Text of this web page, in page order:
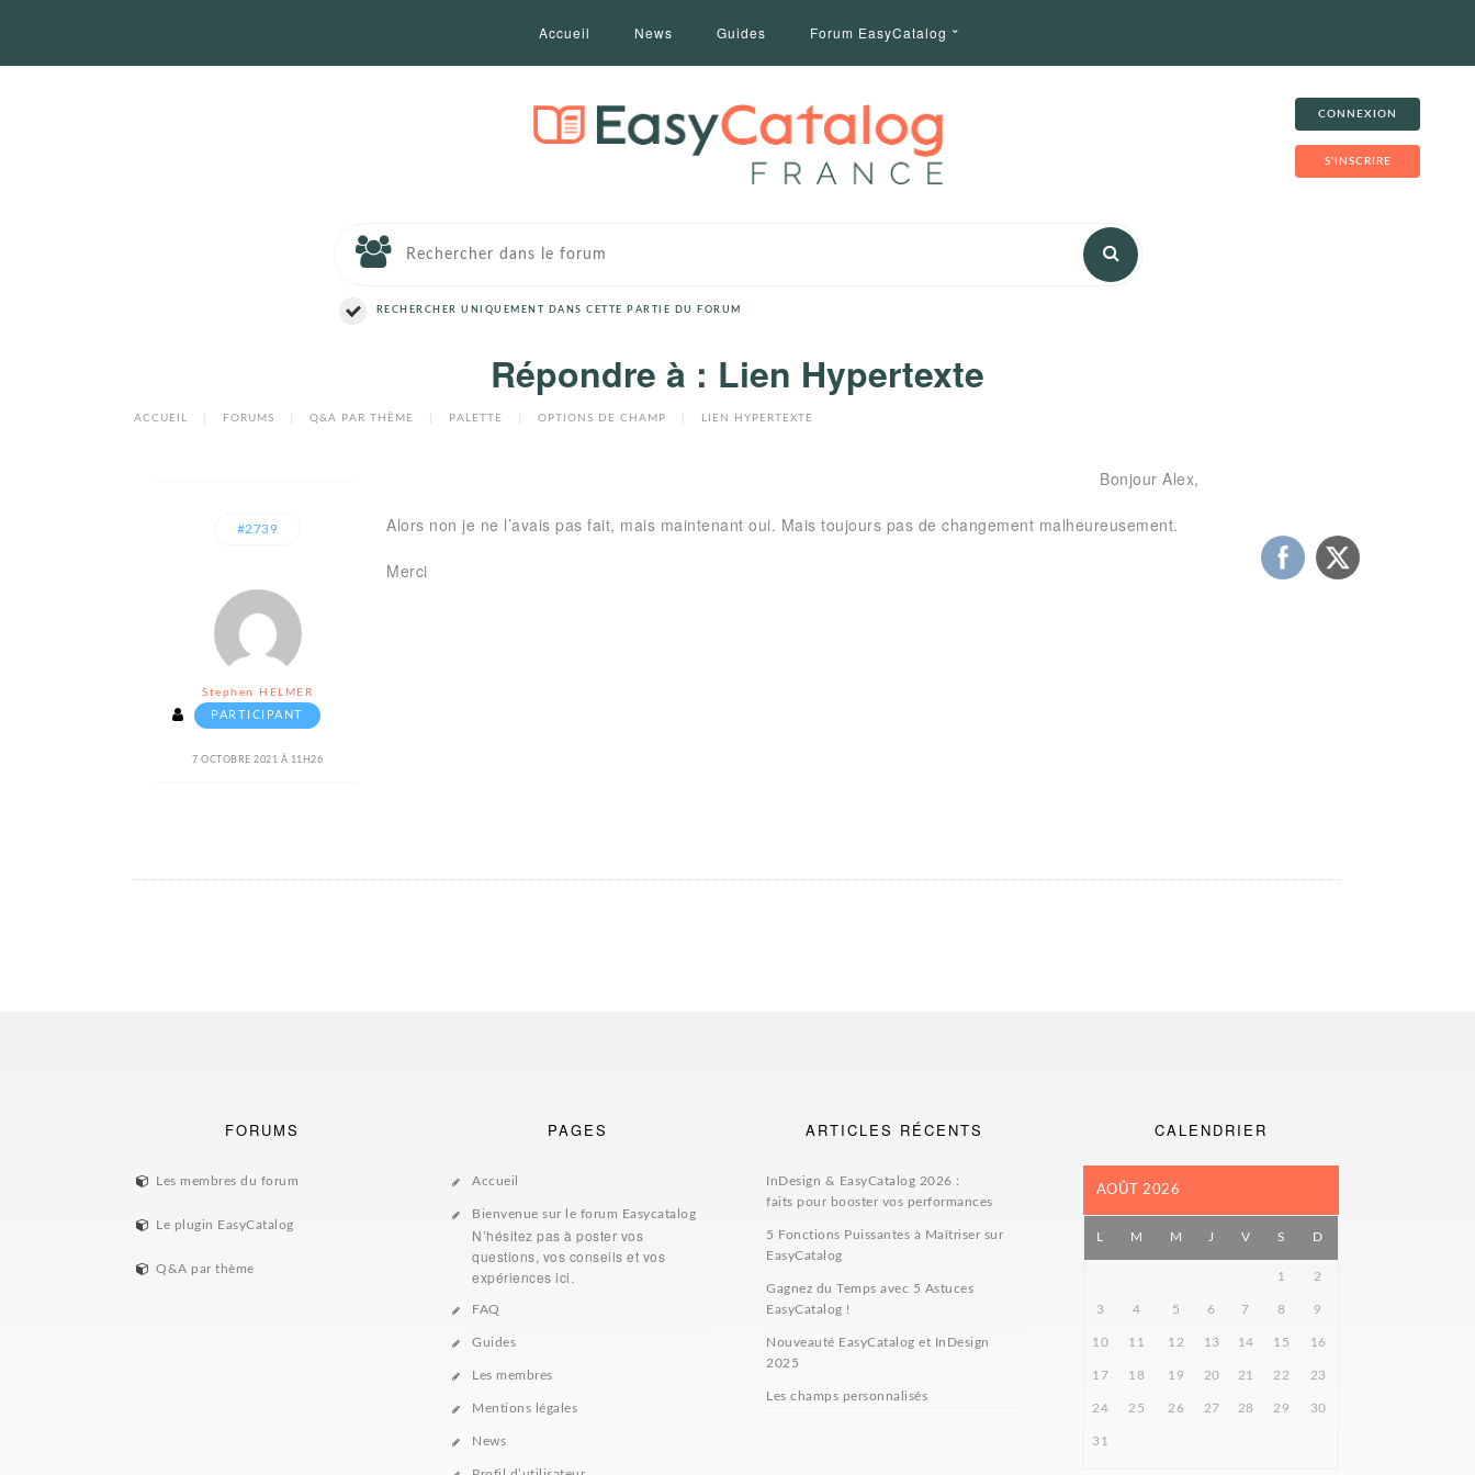
Accueil News Guides Forum EasyCatalog
CONNEXION
S'INSCRIRE
RECHERCHER UNIQUEMENT DANS CETTE PARTIE DU FORUM
Répondre à : Lien Hypertexte
ACCUEIL FORUMS Q&A PAR THÈME PALETTE OPTIONS DE CHAMP LIEN HYPERTEXTE
#2739
Stephen HELMER
PARTICIPANT
7 OCTOBRE 2021 À 11H26
Bonjour Alex,
Alors non je ne l’avais pas fait, mais maintenant oui. Mais toujours pas de changement malheureusement.
Merci
FORUMS
Les membres du forum
Le plugin EasyCatalog
Q&A par thème
PAGES
Accueil
Bienvenue sur le forum Easycatalog
N’hésitez pas à poster vos
questions, vos conseils et vos
expériences ici.
FAQ
Guides
Les membres
Mentions légales
News
ARTICLES RÉCENTS
InDesign & EasyCatalog 2026 :
faits pour booster vos performances
5 Fonctions Puissantes à Maîtriser sur
EasyCatalog
Gagnez du Temps avec 5 Astuces
EasyCatalog !
Nouveauté EasyCatalog et InDesign
2025
Les champs personnalisés
CALENDRIER
AOÛT 2026
L M M J V S D
1 2
3 4 5 6 7 8 9
10 11 12 13 14 15 16
17 18 19 20 21 22 23
24 25 26 27 28 29 30
31